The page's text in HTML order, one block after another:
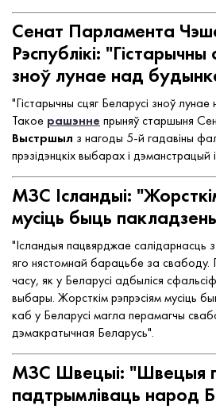
Сенат Парламента
Рэспублікі: "Гістарычны
зноў лунае над
"Гістарычны сцяг Беларусі зноў
Такое рашэнне прыняў старшыня
Выстршыл з нагоды 5-й гадавіны
прэзідэнцкіх выбарах і
МЗС Ісландыі:
мусіць быць
"Ісландыя пацвярджае салідарнасць
яго нястомнай барацьбе за
часу, як у Беларусі адбыліся
выбары. Жорсткім рэпрэсіям мусіць
каб у Беларусі магла перамагчы
дэмакратычная Беларусь".
МЗС Швецыі: "Швецыя
падтрымліваць народ